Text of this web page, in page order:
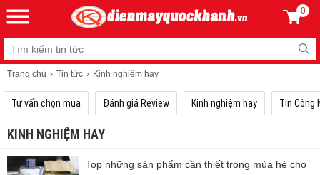
0
Trang chủ Tin tức Kinh nghiệm hay
Tư vấn chọn mua Đánh giá Review Kinh nghiệm hay Tin Công
KINH NGHIỆM HAY
Top những sản phẩm cần thiết trong mùa hè cho